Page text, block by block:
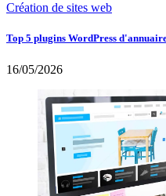
Création de sites web
Top 5 plugins WordPress
16/05/2026